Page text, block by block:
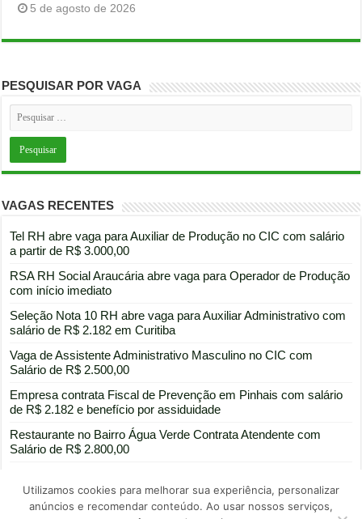
5 de agosto de 2026
PESQUISAR POR VAGA
VAGAS RECENTES
Tel RH abre vaga para Auxiliar de Produção no CIC com salário
a partir de R$ 3.000,00
RSA RH Social Araucária abre vaga para Operador de Produção
com início imediato
Seleção Nota 10 RH abre vaga para Auxiliar Administrativo com
salário de R$ 2.182 em Curitiba
Vaga de Assistente Administrativo Masculino no CIC com
Salário de R$ 2.500,00
Empresa contrata Fiscal de Prevenção em Pinhais com salário
de R$ 2.182 e benefício por assiduidade
Restaurante no Bairro Água Verde Contrata Atendente com
Salário de R$ 2.800,00
Utilizamos cookies para melhorar sua experiência, personalizar
anúncios e recomendar conteúdo. Ao usar nossos serviços,